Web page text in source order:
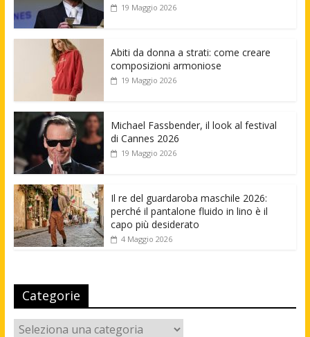
19 Maggio 2026
Abiti da donna a strati: come creare
composizioni armoniose
19 Maggio 2026
Michael Fassbender, il look al festival
di Cannes 2026
19 Maggio 2026
Il re del guardaroba maschile 2026:
perché il pantalone fluido in lino è il
capo più desiderato
4 Maggio 2026
Categorie
Categorie